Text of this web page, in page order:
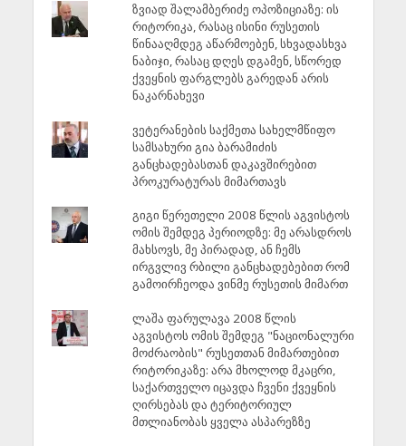
ზვიად შალამბერიძე ოპოზიციაზე: ის
რიტორიკა, რასაც ისინი რუსეთის
წინააღმდეგ აწარმოებენ, სხვადასხვა
ნაბიჯი, რასაც დღეს დგამენ, სწორედ
ქვეყნის ფარგლებს გარედან არის
ნაკარნახევი
ვეტერანების საქმეთა სახელმწიფო
სამსახური გია ბარამიძის
განცხადებასთან დაკავშირებით
პროკურატურას მიმართავს
გიგი წერეთელი 2008 წლის აგვისტოს
ომის შემდეგ პერიოდზე: მე არასდროს
მახსოვს, მე პირადად, ან ჩემს
ირგვლივ რბილი განცხადებებით რომ
გამოირჩეოდა ვინმე რუსეთის მიმართ
ლაშა ფარულავა 2008 წლის
აგვისტოს ომის შემდეგ "ნაციონალური
მოძრაობის" რუსეთთან მიმართებით
რიტორიკაზე: არა მხოლოდ მკაცრი,
საქართველო იცავდა ჩვენი ქვეყნის
ღირსებას და ტერიტორიულ
მთლიანობას ყველა ასპარეზზე